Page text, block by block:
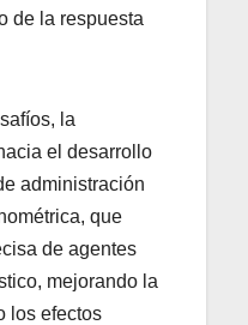
de la respuesta
la
el desarrollo
administración
que
de agentes
mejorando la
los efectos